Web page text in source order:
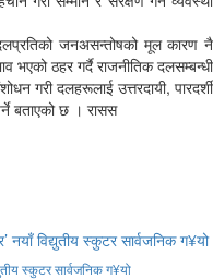
जनअसन्तोषको मूल कारण नै
भएको ठहर गर्दै राजनीतिक दलसम्बन्धी
गरी दलहरूलाई उत्तरदायी, पारदर्शी
बताएको छ । रासस
स्कुटर सार्वजनिक ग¥यो